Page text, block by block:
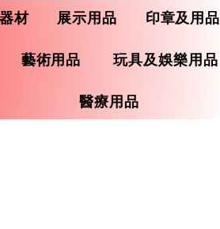
材 展示用品 印章及用品
藝術用品 玩具及娛樂用品
醫療用品